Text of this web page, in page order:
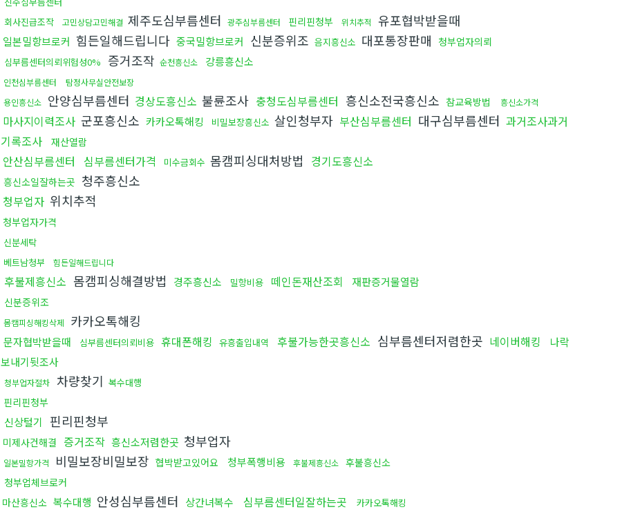
회사진급조작
고민상담고민해결 제주도심부름센터 광주심부름센터 핀리핀청부 위치추적 유포협박받을때
일본밀항브로커 힘든일해드립니다 중국밀항브로커 신분증위조 음지흥신소 대포통장판매 청부업자의뢰
심부름센터의뢰위험성0% 증거조작 순천흥신소 강릉흥신소
인천심부름센터
탐정사무실안전보장
용인흥신소 안양심부름센터 경상도흥신소 불륜조사 충청도심부름센터 흥신소전국흥신소 참교육방법 흥신소가격
마사지이력조사 군포흥신소 카카오톡해킹 비밀보장흥신소 살인청부자 부산심부름센터 대구심부름센터 과거조사과거
기록조사
재산열람
안산심부름센터 심부름센터가격 미수금회수 몸캠피싱대처방법 경기도흥신소
흥신소일잘하는곳 청주흥신소
청부업자 위치추적
청부업자가격
신분세탁
베트남청부
힘든일해드립니다
후불제흥신소 몸캠피싱해결방법 경주흥신소 밀항비용 떼인돈재산조회 재판증거물열람
신분증위조
몸캠피싱해킹삭제 카카오톡해킹
문자협박받을때 심부름센터의뢰비용 휴대폰해킹 유흥출입내역 후불가능한곳흥신소 심부름센터저렴한곳 네이버해킹
나락
보내기뒷조사
청부업자절차 차량찾기 복수대행
핀리핀청부
신상털기 핀리핀청부
미제사건해결 증거조작 흥신소저렴한곳 청부업자
일본밀항가격 비밀보장비밀보장 협박받고있어요 청부폭행비용 후불제흥신소 후불흥신소
청부업체브로커
마산흥신소 복수대행 안성심부름센터 상간녀복수 심부름센터일잘하는곳 카카오톡해킹